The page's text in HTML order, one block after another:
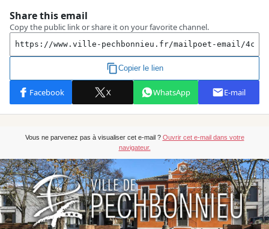
Vous ne parvenez pas à visualiser cet e-mail ? Ouvrir cet e-mail dans votre
navigateur.